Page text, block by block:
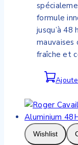
formule
jusqu’à
fraîche et
Wishlist